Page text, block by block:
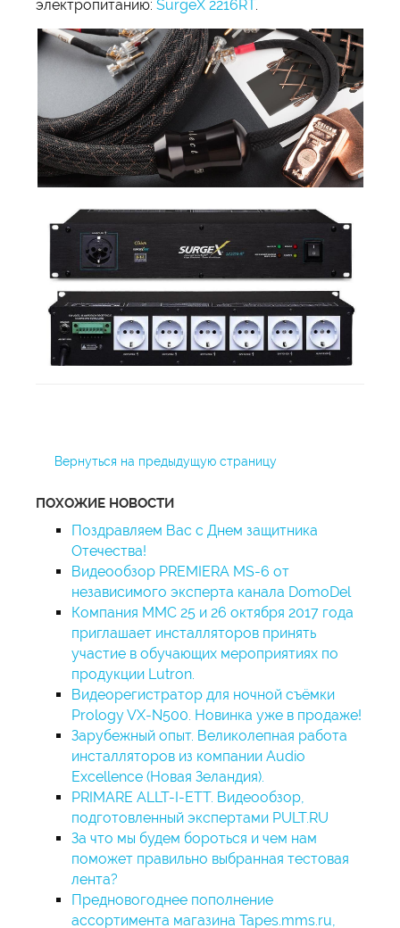
электропитанию: SurgeX 2216RT.
Вернуться на предыдущую страницу
ПОХОЖИЕ НОВОСТИ
Поздравляем Вас с Днем защитника
Отечества!
Видеообзор PREMIERA MS-6 от
независимого эксперта канала DomoDel
Компания MMC 25 и 26 октября 2017 года
приглашает инсталляторов принять
участие в обучающих мероприятиях по
продукции Lutron.
Видеорегистратор для ночной съёмки
Prology VX-N500. Новинка уже в продаже!
Зарубежный опыт. Великолепная работа
инсталляторов из компании Audio
Excellence (Новая Зеландия).
PRIMARE ALLT-I-ETT. Видеообзор,
подготовленный экспертами PULT.RU
За что мы будем бороться и чем нам
поможет правильно выбранная тестовая
лента?
Предновогоднее пополнение
ассортимента магазина Tapes.mms.ru,